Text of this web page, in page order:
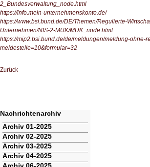
2_Bundesverwaltung_node.html
https://info.mein-unternehmenskonto.de/
https://www.bsi.bund.de/DE/Themen/Regulierte-
Unternehmen/NIS-2-MUK/MUK_node.html
https://mip2.bsi.bund.de/de/meldungen/meldung-ohne-
meldestelle=10&formular=32
Zurück
Nachrichtenarchiv
Navigation
überspringen
Archiv 01-2025
Archiv 02-2025
Archiv 03-2025
Archiv 04-2025